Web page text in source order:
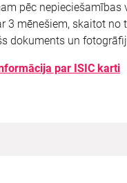
pēc
3 mēnešiem, skaitot no
dokuments un
par ISIC karti